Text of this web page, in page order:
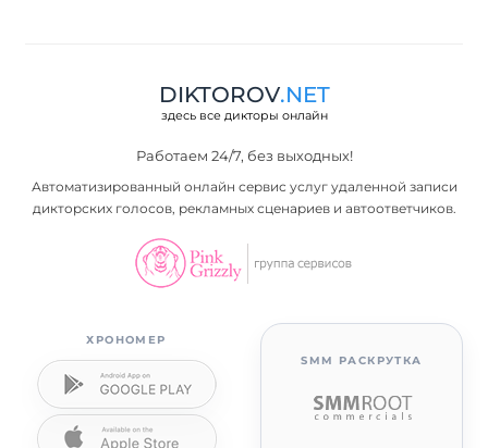
DIKTOROV.NET
здесь все дикторы онлайн
Работаем 24/7, без выходных!
Автоматизированный онлайн сервис услуг удаленной записи
дикторских голосов, рекламных сценариев и автоответчиков.
ХРОНОМЕР
SMM РАСКРУТКА